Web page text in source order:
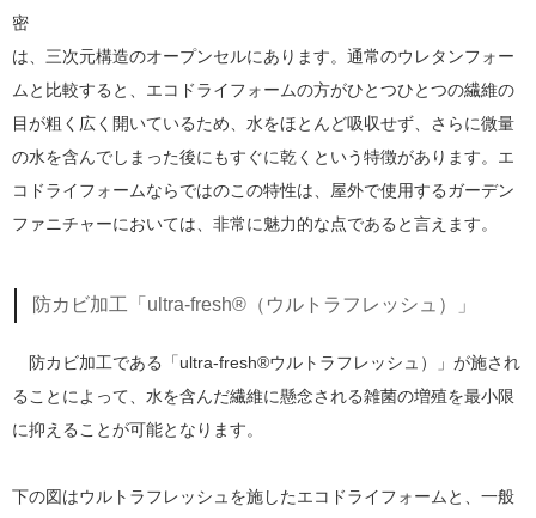
密
は、三次元構造のオープンセルにあります。通常のウレタンフォー
ムと比較すると、エコドライフォームの方がひとつひとつの繊維の
目が粗く広く開いているため、水をほとんど吸収せず、さらに微量
の水を含んでしまった後にもすぐに乾くという特徴があります。エ
コドライフォームならではのこの特性は、屋外で使用するガーデン
ファニチャーにおいては、非常に魅力的な点であると言えます。
防カビ加工「ultra-fresh®（ウルトラフレッシュ）」
防カビ加工である「ultra-fresh®ウルトラフレッシュ）」が施され
ることによって、水を含んだ繊維に懸念される雑菌の増殖を最小限
に抑えることが可能となります。
下の図はウルトラフレッシュを施したエコドライフォームと、一般